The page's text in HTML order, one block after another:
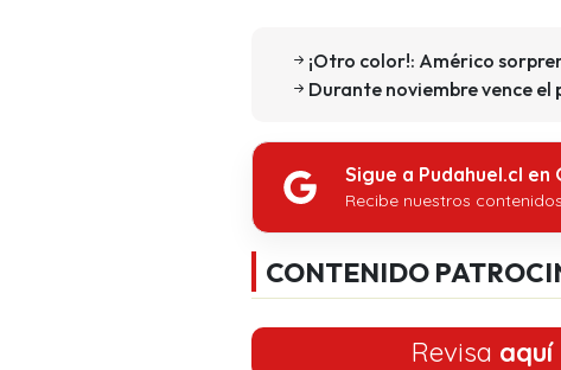
¡Otro color!: Américo
Durante noviembre vence
Sigue a Pudahuel.cl
Recibe nuestros
CONTENIDO
Revisa